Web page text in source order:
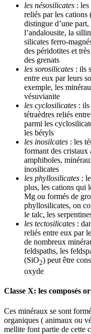
les nésosilicates : les
reliés par les cations
distingue d’une
l’andalousite, la
silicates ferro-
des péridotites et
des grenats
les sorosilicates : ils
entre eux par leurs
exemple, les
vésuvianite
les cyclosilicates : ils
tétraèdres reliés
parmi les
les béryls
les inosilcates : les
formant des cristaux
amphiboles,
inosilicates
les phyllosilicates :
plus, les cations qui
Mg ou formés de
phyllosilicates, on
le talc, les
les tectosilicates :
reliés entre eux par
de nombreux
feldspaths, les
(SiO2) peut être
oxyde
Classe X: les composés
Ces minéraux se sont
organiques ( animaux ou
mellite font partie de cette